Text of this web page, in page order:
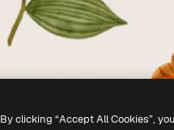
By clicking “Accept All Cookies”,